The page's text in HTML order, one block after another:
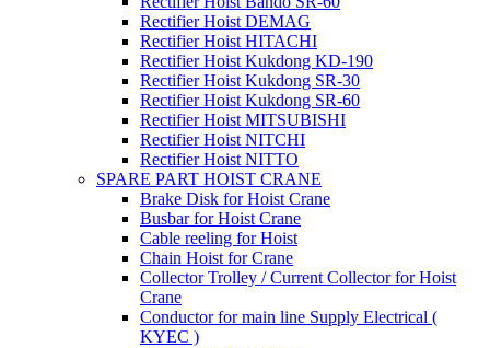
Rectifier Hoist DEMAG
Rectifier Hoist HITACHI
Rectifier Hoist Kukdong KD-190
Rectifier Hoist Kukdong SR-30
Rectifier Hoist Kukdong SR-60
Rectifier Hoist MITSUBISHI
Rectifier Hoist NITCHI
Rectifier Hoist NITTO
SPARE PART HOIST CRANE
Brake Disk for Hoist Crane
Busbar for Hoist Crane
Cable reeling for Hoist
Chain Hoist for Crane
Collector Trolley / Current Collector for Hoist
Crane
Conductor for main line Supply Electrical (
KYEC )